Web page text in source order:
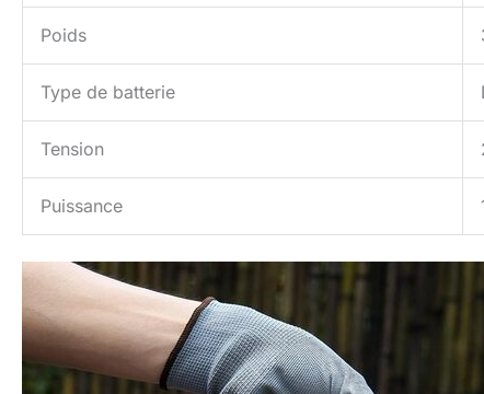
Poids
Type de batterie
Tension
Puissance